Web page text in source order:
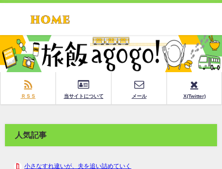
ＲＳＳ 当サイトについて メール X(Twitter)
人気記事